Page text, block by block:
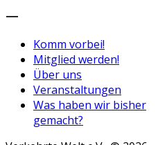
—
Komm vorbei!
Mitglied werden!
Über uns
Veranstaltungen
Was haben wir bisher
gemacht?